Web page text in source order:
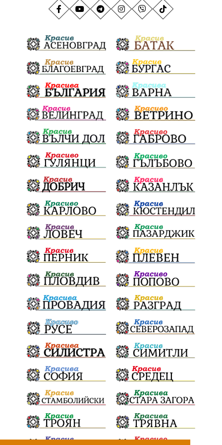
АндрейГюров НационаленРекорд Даулите
Отговорност БългарскиДух ОбщинскиСъвет
Полиграф ДетекторНаЛъжата МВР
ОбезпечителниМерки МестнаВласт Котел
СИК Ружица РайнаКнягиня
ВеселинОрешков Шофьори
НационаленШампион ОрлинОрлиновЕнчев
ВСС СъдебнаРеформа Шантаж
ПолитическиНатиск ЗаплахаЗаАрест
ПартияВеличие ЕкатеринаДафовска Тракия
ПТП Сливен КварталРечица Данъци
ПътнаИнфраструктура Асфалт
БрашноСтоименов ИстинскиХляб
БългарскоКачество Запис
ПолитическоЗадкулисие Микродрон
КомарДрон КитайскаТехнология
ВоенниТехнологии Наркотици